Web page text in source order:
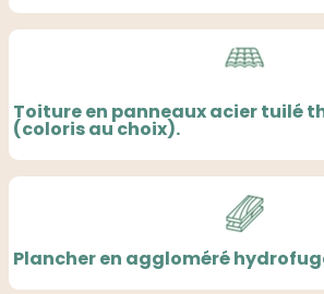
Toiture en panneaux acier tuilé
(coloris au choix).
Plancher en aggloméré